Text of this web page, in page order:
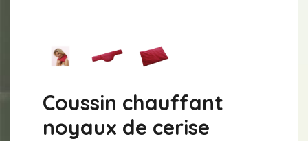
Coussin chauffant
noyaux de cerise